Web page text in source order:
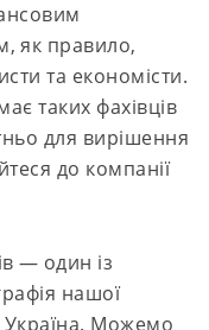
як правило,
та економісти.
таких фахівців
для вирішення
до компанії
— один із
нашої
Україна. Можемо